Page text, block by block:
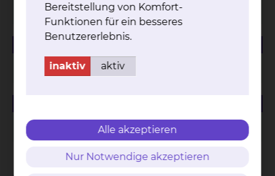
Managementbewertung 2021
Managementbewertung 2020
Managementbewertung 2019
Bereitstellung von Komfort-
Funktionen für ein besseres
Benutzererlebnis.
inaktiv aktiv
Alle akzeptieren
Nur Notwendige akzeptieren